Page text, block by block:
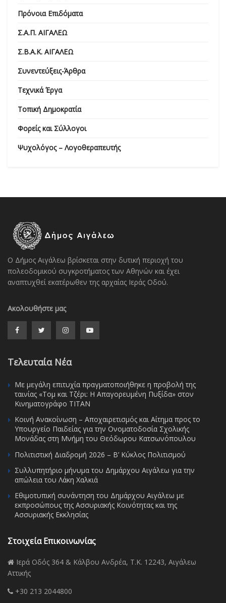
Πρόνοια Επιδόματα
Σ.Α.Π. ΑΙΓΑΛΕΩ
Σ.Β.Α.Κ. ΑΙΓΑΛΕΩ
Συνεντεύξεις-Άρθρα
Τεχνικά Έργα
Τοπική Δημοκρατία
Φορείς και Σύλλογοι
Ψυχολόγος – Λογοθεραπευτής
Ο Δήμος Αιγάλεω βρίσκεται στην δυτική περιοχή του
πολεοδομικού συγκροτήματος των Αθηνών και έχει
αναπτυχθεί εκατέρωθεν της αρχαίας Ιεράς Οδού.
Ακολουθήστε μας
Τελευταία Νέα
Με μεγάλη επιτυχία πραγματοποιήθηκε η προβολή της
ταινίας «Τομ και Τζέρι: Η Απαγορευμένη Πυξίδα» στον
Κινηματογράφο ΤΙΤΑΝ
Κοινή Ανακοίνωση – Αποχαιρετισμός και Αίτημα προς το
Υπουργείο Παιδείας για την Ονοματοδοσία Σχολικής
Μονάδας στη Μνήμη του Θεόδωρου Κατσωνόπουλου
Πολιτιστική Διαδρομή 2026 – Β’ Κύκλος Πολιτισμού
Συλλυπητήριο μήνυμα του Δημάρχου Αιγάλεω για την
απώλεια του Λάκη Χαλκιά
Εθιμοτυπική συνάντηση του Δημάρχου Αιγάλεω με
εκπροσώπους της Ασσυριακής Κοινότητας και της
Ασσυριακής Εκκλησίας
Στοιχεία Επικοινωνίας
Ιερά Οδός 364 & Κάλβου Ανδρέα, Τ.Κ. 12243, Αιγάλεω
Αττικής
+30 213 2044800